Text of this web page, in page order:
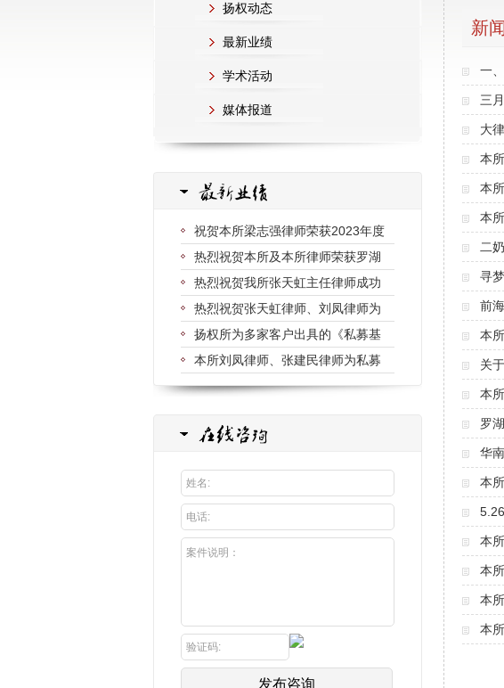
扬权动态
最新业绩
学术活动
媒体报道
祝贺本所梁志强律师荣获2023年度
热烈祝贺本所及本所律师荣获罗湖
热烈祝贺我所张天虹主任律师成功
热烈祝贺张天虹律师、刘凤律师为
扬权所为多家客户出具的《私募基
本所刘凤律师、张建民律师为私募
新
一
三
大
本
本
本
二
寻
前
本
关
本
罗
华
本
本
本
本
本